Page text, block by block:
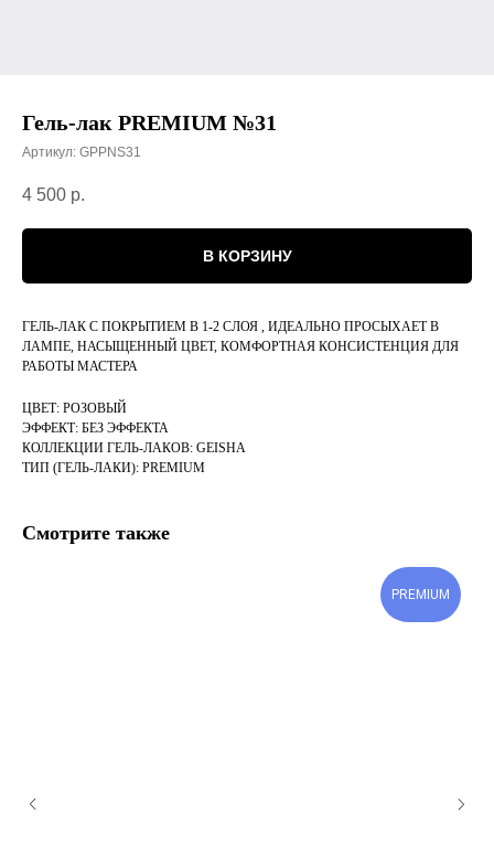
Гель-лак PREMIUM №31
Артикул: GPPNS31
4 500 р.
В КОРЗИНУ
ГЕЛЬ-ЛАК С ПОКРЫТИЕМ В 1-2 СЛОЯ , ИДЕАЛЬНО ПРОСЫХАЕТ В
ЛАМПЕ, НАСЫЩЕННЫЙ ЦВЕТ, КОМФОРТНАЯ КОНСИСТЕНЦИЯ ДЛЯ
РАБОТЫ МАСТЕРА
ЦВЕТ: РОЗОВЫЙ
ЭФФЕКТ: БЕЗ ЭФФЕКТА
КОЛЛЕКЦИИ ГЕЛЬ-ЛАКОВ: GEISHA
ТИП (ГЕЛЬ-ЛАКИ): PREMIUM
Смотрите также
PREMIUM